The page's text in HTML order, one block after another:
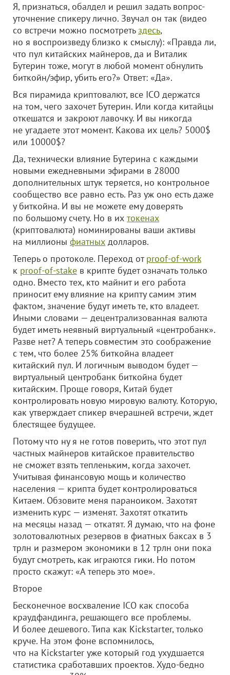
Я, признаться, обалдел и решил задать вопрос-
уточнение спикеру лично. Звучал он так (видео
со встречи можно посмотретьздесь,
но я воспроизведу близко к смыслу): «Правда ли,
что пул китайских майнеров, да и Виталик
Бутерин тоже, могут в любой момент обнулить
биткойн/эфир, убить его?» Ответ: «Да».
Вся пирамида криптовалют, все ICO держатся
на том, чего захочет Бутерин. Или когда китайцы
откешатся и закроют лавочку. И вы никогда
не угадаете этот момент. Какова их цель? 5000$
или 10000$?
Да, технически влияние Бутерина с каждыми
новыми ежедневными эфирами в 28000
дополнительных штук теряется, но контрольное
сообщество все равно есть. Раз уж оно есть даже
у биткойна. И вы не можете ему доверять
по большому счету. Но в их токенах
(криптовалюта) номинированы ваши активы
на миллионы фиатных долларов.
Теперь о протоколе. Переход отproof-of-work
к proof-of-stake в крипте будет означать только
одно. Вместо тех, кто майнит и его работа
приносит ему влияние на крипту самим этим
фактом, значение будут иметь те, кто владеет.
Иными словами — децентрализованная валюта
будет иметь неявный виртуальный «центробанк».
Разве нет? А теперь совместим это соображение
с тем, что более 25% биткойна владеет
китайский пул. И логичным выводом будет —
виртуальный центробанк биткойна будет
китайским. Проще говоря, Китай будет
контролировать новую мировую валюту. Которую,
как утверждает спикер вчерашней встречи, ждет
блестящее будущее.
Потому что ну я не готов поверить, что этот пул
частных майнеров китайское правительство
не сможет взять тепленьким, когда захочет.
Учитывая финансовую мощь и количество
населения — крипта будет контролироваться
Китаем. Обзовите меня параноиком. Захотят
изменить курс — изменят. Захотят откатить
на месяцы назад — откатят. Я думаю, что на фоне
золотовалютных резервов в фиатных баксах в 3
трлн и размером экономики в 12 трлн они пока
будут смотреть, как играются гики. Но потом
просто скажут: «А теперь это мое».
Второе
Бесконечное восхваление ICO как способа
краудфандинга, решающего все проблемы.
И более дешевого. Типа как Kickstarter, только
круче. На этом фоне вспомнилось,
что на Kickstarter уже который год ухудшается
статистика сработавших проектов. Худо-бедно